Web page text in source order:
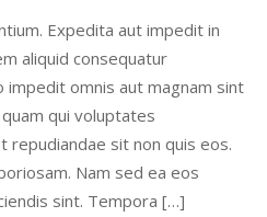
Expedita aut impedit in
aliquid consequatur
impedit omnis aut magnam sint
qui voluptates
repudiandae sit non quis eos.
Nam sed ea eos
sint. Tempora […]